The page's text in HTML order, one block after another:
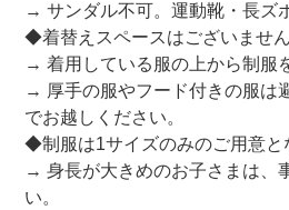
→ サンダル不可。運動靴・長ズ
◆着替えスペースはございません
→ 着用している服の上から制服
→ 厚手の服やフード付きの服は
でお越しください。
◆制服は1サイズのみのご用意と
→ 身長が大きめのお子さまは、
い。